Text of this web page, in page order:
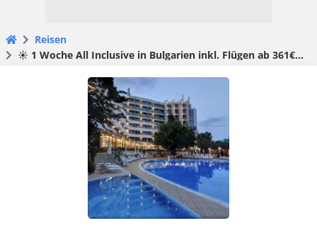
Reisen
☀️ 1 Woche All Inclusive in Bulgarien inkl. Flügen ab 361€ pro Person